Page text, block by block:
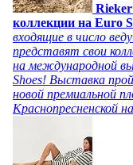
коллекции на Euro
входящие в число
представят свои
на международной
Shoes! Выставка
новой премиальной
Краснопресненской